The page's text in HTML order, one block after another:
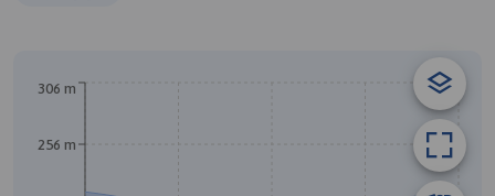
B
256 m
306 m